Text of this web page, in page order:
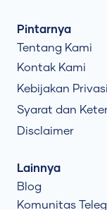
Pintarnya
Tentang Kami
Kontak Kami
Kebijakan Privasi
Syarat dan
Disclaimer
Lainnya
Blog
Komunitas